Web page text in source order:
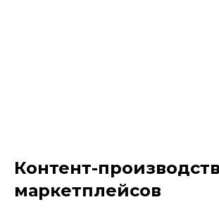
Контент-
маркетплейсов